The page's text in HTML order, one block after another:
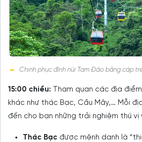
Chinh phục đỉnh núi Tam Đảo bằng cáp
15:00 chiều: Tham quan các địa
khác như thác Bạc, Cầu Mây,… Mỗi
đến cho bạn những trải nghiệm thú vị
Thác Bạc được mệnh danh là